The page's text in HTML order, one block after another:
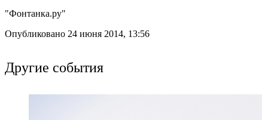
"Фонтанка.ру"
Опубликовано 24 июня 2014, 13:56
Другие события